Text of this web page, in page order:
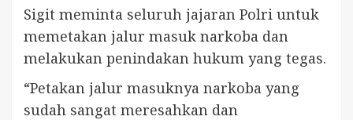
Sigit meminta seluruh jajaran Polri untuk
memetakan jalur masuk narkoba dan
melakukan penindakan hukum yang tegas.
“Petakan jalur masuknya narkoba yang
sudah sangat meresahkan dan